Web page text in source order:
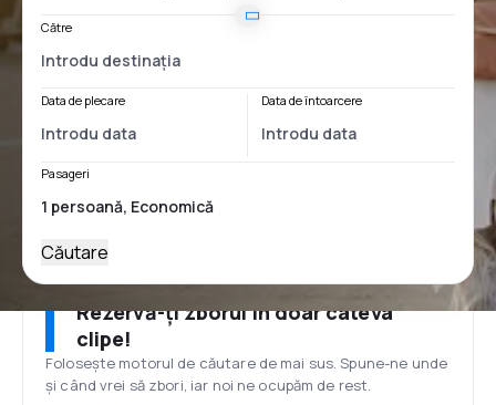
Către
Data de plecare Data de întoarcere
Pasageri
Căutare
Rezervă-ți zborul în doar câteva
clipe!
Folosește motorul de căutare de mai sus. Spune-ne unde
și când vrei să zbori, iar noi ne ocupăm de rest.